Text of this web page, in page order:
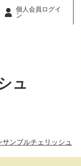
個人会員ログイ
ン
ュ
サンブルチェリッシュ